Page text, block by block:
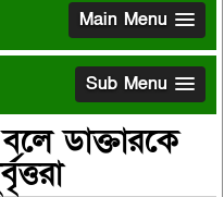
Main Menu
Sub Menu
ডাক্তারকে